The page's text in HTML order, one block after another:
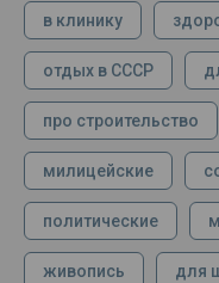
в клинику
отдых в СССР
про строительство
милицейские
политические
живопись для